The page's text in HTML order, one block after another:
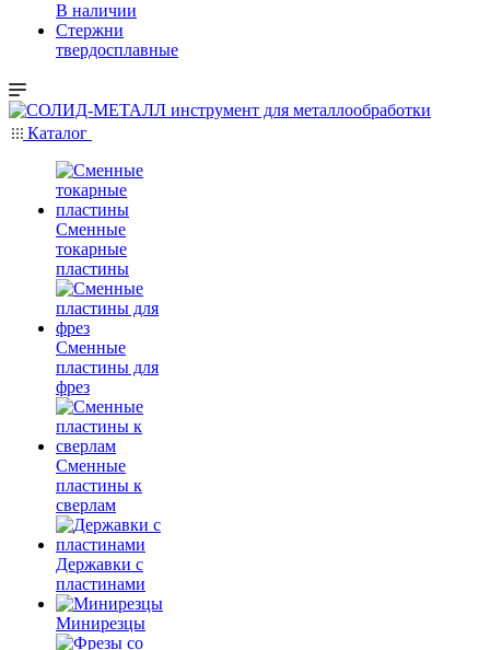
В наличии
Стержни
твердосплавные
Каталог
Сменные
токарные
пластины
Сменные
пластины для
фрез
Сменные
пластины к
сверлам
Державки с
пластинами
Минирезцы